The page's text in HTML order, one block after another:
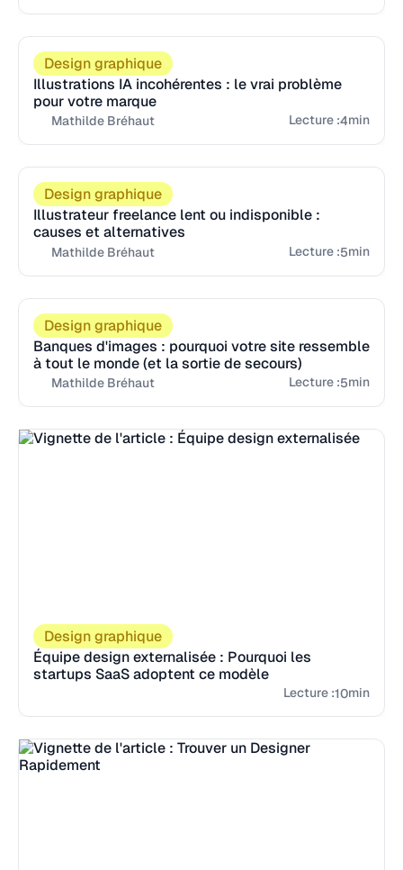
Design graphique
Illustrations IA incohérentes : le vrai problème
pour votre marque
Mathilde Bréhaut Lecture :4min
Design graphique
Illustrateur freelance lent ou indisponible :
causes et alternatives
Mathilde Bréhaut Lecture :5min
Design graphique
Banques d'images : pourquoi votre site ressemble
à tout le monde (et la sortie de secours)
Mathilde Bréhaut Lecture :5min
Design graphique
Équipe design externalisée : Pourquoi les
startups SaaS adoptent ce modèle
Lecture :10min